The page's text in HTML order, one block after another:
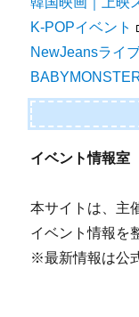
K-POPイベント
NewJeansライ
イベント情報室
本サイトは、主
イベント情報を
※最新情報は公